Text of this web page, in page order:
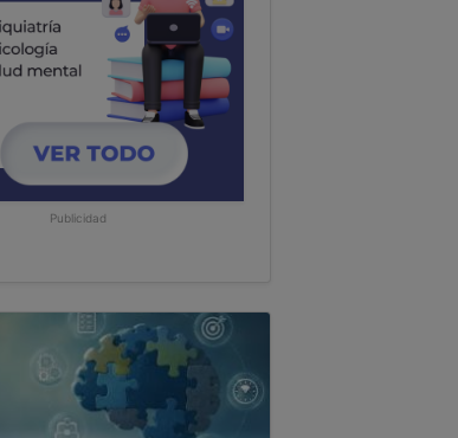
Publicidad